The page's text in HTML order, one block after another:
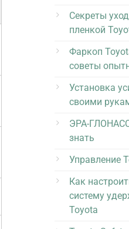
Секреты
пленкой
Фаркоп
советы
Установка
своими
ЭРА-
знать
Управление
Как
систему
Toyota